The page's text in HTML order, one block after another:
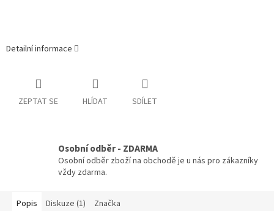
Detailní informace
ZEPTAT SE HLÍDAT SDÍLET
Osobní odběr - ZDARMA
Osobní odběr zboží na obchodě je u nás pro zákazníky
vždy zdarma.
Popis Diskuze (1) Značka